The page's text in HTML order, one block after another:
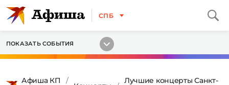
СПБ
ПОКАЗАТЬ СОБЫТИЯ
Афиша КП
Лучшие концерты Санкт-